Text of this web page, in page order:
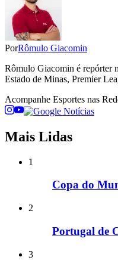
PorRômulo Giacomin
Rômulo Giacomin é repórter
Estado de Minas, Premier
Acompanhe Esportes nas
Mais Lidas
1
Copa do
2
Portugal de
3